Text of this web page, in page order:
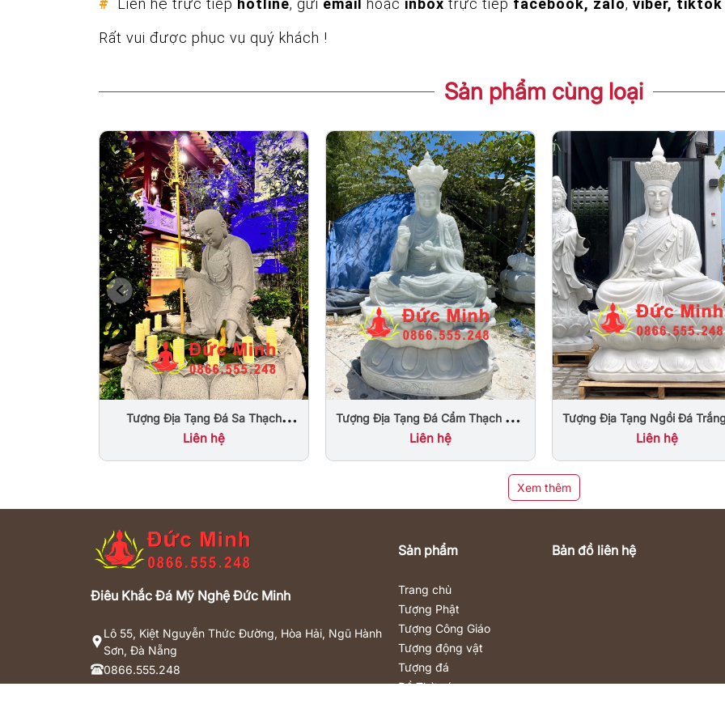
# Liên hệ trực tiếp hotline, gửi email hoặc inbox trực tiếp facebook, zalo, viber, tiktok
Rất vui được phục vụ quý khách !
Sản phẩm cùng loại
Tượng Địa Tạng Đá Sa Thạch
Nguyên Khối
Liên hệ
Tượng Địa Tạng Đá Cẩm Thạch Cao
1m
Liên hệ
Tượng Địa Tạng Ngồi Đá Trắng
Nước Đà Nẵng
Liên hệ
Xem thêm
Điêu Khắc Đá Mỹ Nghệ Đức Minh
Lô 55, Kiệt Nguyễn Thức Đường, Hòa Hải, Ngũ Hành
Sơn, Đà Nẵng
0866.555.248
Sản phẩm
Trang chủ
Tượng Phật
Tượng Công Giáo
Tượng động vật
Tượng đá
Đồ Thờ cúng
Bản đồ liên hệ